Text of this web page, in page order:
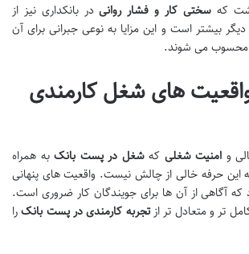
کهسختی کار و فشار روانیدر بانکداری نیز از
بیشتر است و این مزایا به نوعی جبرانی برای آن
محسوب می شوند.
های شغل کارمندی
و امنیت شغلی کهشغل در پست بانک به همراه
این حرفه خالی از چالش نیست. واقعیت های پنهانی
که آگاهی از آن ها برای جویندگان کار ضروری است.
تر و متعادل تر ازتجربه کارمندی در پست بانکرا